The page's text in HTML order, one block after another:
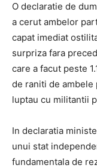
O declaratie de
a cerut ambelor
capat imediat
surpriza fara
care a facut peste
de raniti de
luptau cu militantii
In declaratia
unui stat
fundamentala de